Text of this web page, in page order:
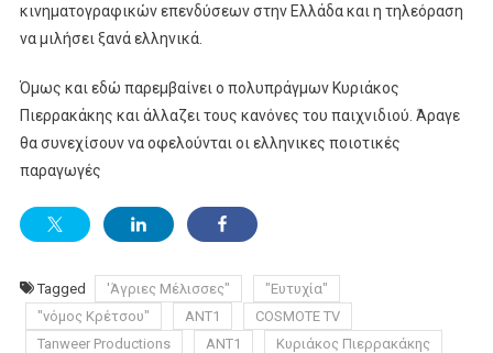
κινηματογραφικών επενδύσεων στην Ελλάδα και η τηλεόραση
να μιλήσει ξανά ελληνικά.
Όμως και εδώ παρεμβαίνει ο πολυπράγμων Κυριάκος
Πιερρακάκης και άλλαζει τους κανόνες του παιχνιδιού. Άραγε
θα συνεχίσουν να οφελούνται οι ελληνικες ποιοτικές
παραγωγές
Tagged 'Άγριες Μέλισσες"
"Ευτυχία"
"νόμος Κρέτσου"
ANT1
COSMOTE TV
Tanweer Productions
ΑΝΤ1
Κυριάκος Πιερρακάκης